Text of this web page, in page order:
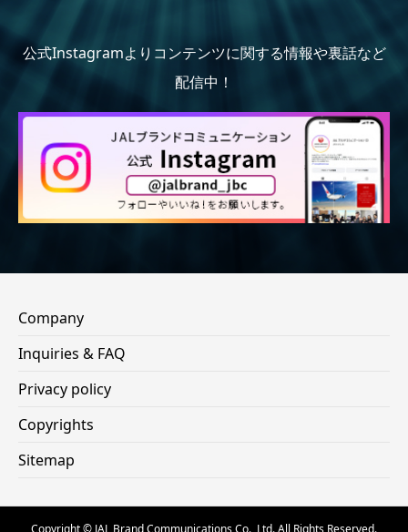
公式Instagramよりコンテンツに関する情報や裏話など
配信中！
Company
Inquiries & FAQ
Privacy policy
Copyrights
Sitemap